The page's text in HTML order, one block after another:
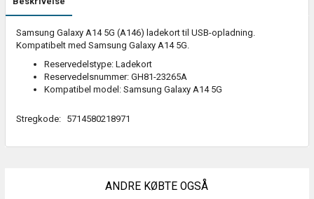
Samsung Galaxy A14 5G (A146) ladekort til USB-opladning.
Kompatibelt med Samsung Galaxy A14 5G.
Reservedelstype: Ladekort
Reservedelsnummer: GH81-23265A
Kompatibel model: Samsung Galaxy A14 5G
Stregkode: 5714580218971
ANDRE KØBTE OGSÅ